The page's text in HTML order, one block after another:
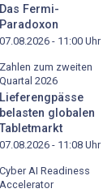
Das Fermi-
Paradoxon
07.08.2026 - 11:00 Uhr
Zahlen zum zweiten
Quartal 2026
Lieferengpässe
belasten globalen
Tabletmarkt
07.08.2026 - 11:08 Uhr
Cyber AI Readiness
Accelerator